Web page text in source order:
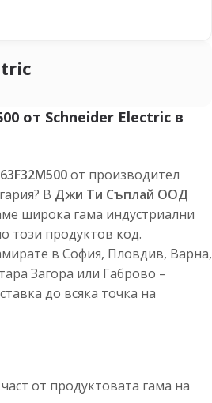
от Schneider Electric в
от производител
В Джи Ти Съплай ООД
широка гама индустриални
този продуктов код.
в София, Пловдив, Варна,
Загора или Габрово –
до всяка точка на
от продуктовата гама на